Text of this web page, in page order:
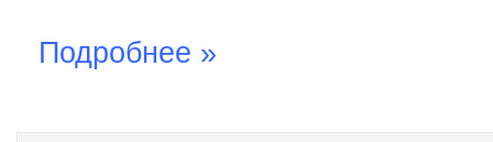
Подробнее »